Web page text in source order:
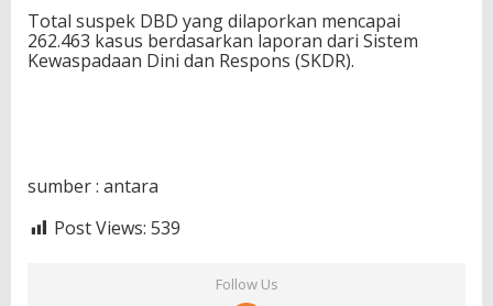
Total suspek DBD yang dilaporkan mencapai
262.463 kasus berdasarkan laporan dari Sistem
Kewaspadaan Dini dan Respons (SKDR).
sumber : antara
Post Views: 539
Follow Us